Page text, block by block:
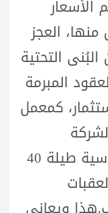
الأسعار
العجز
التحتية
المبرمة
كمعمل
“ستروي ترانس غاز”، الروسية طيلة 40